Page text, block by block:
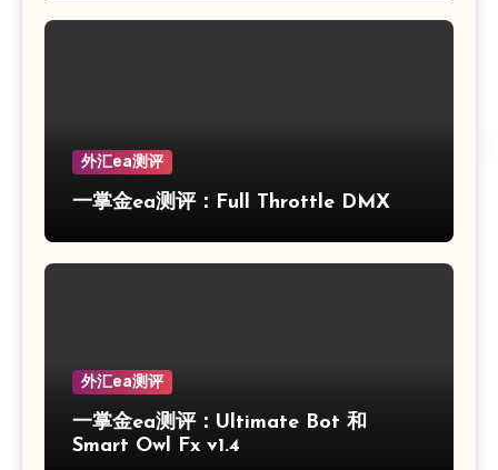
外汇ea测评
一掌金ea测评：Full Throttle DMX
外汇ea测评
一掌金ea测评：Ultimate Bot 和
Smart Owl Fx v1.4